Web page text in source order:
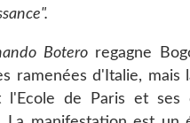
Boteroregagne
ramenées d'Italie,
l'Ecole de Paris et ses